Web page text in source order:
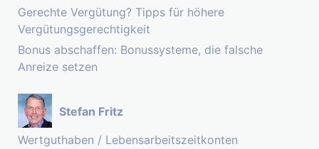
Gerechte Vergütung? Tipps für höhere
Vergütungsgerechtigkeit
Bonus abschaffen: Bonussysteme, die falsche
Anreize setzen
Stefan Fritz
Wertguthaben / Lebensarbeitszeitkonten